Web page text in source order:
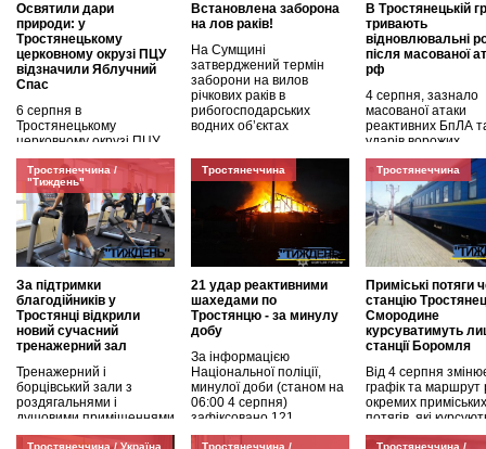
Освятили дари
природи: у
Тростянецькому
церковному окрузі ПЦУ
відзначили Яблучний
Спас
6 серпня в
Тростянецькому
церковному окрузі ПЦУ
Сумської області
християни відзначили
свято
Встaновлена заборона
на лов раків!
На Сумщині
затверджений термін
заборони на вилов
річкових раків в
рибогосподарських
водних об’єктах
В Тростянецькій
тривають
відновлювальні
після масованої
рф
4 серпня, зазнало
масованої атаки
реактивних БпЛА
ударів ворожих
безпілотників.
тривала з
Тростянеччина /
"Тиждень"
За підтримки
благодійників у
Тростянці відкрили
новий сучасний
тренажерний зал
Тренажерний і
борцівський зали з
роздягальнями і
душовими приміщеннями
облаштували на другому
Тростянеччина
21 удар реактивними
шахедами по
Тростянцю - за минулу
добу
За інформацією
Національної поліції,
минулої доби (станом на
06:00 4 серпня)
зафіксовано 121
Тростянеччина
Приміські потяги
станцію
Смородине
курсуватимуть
станції Боромля
Від 4 серпня
графік та маршрут
окремих приміських
потягів, які
через
Тростянеччина / Україна
Тростянеччина /
Тростянеччина /